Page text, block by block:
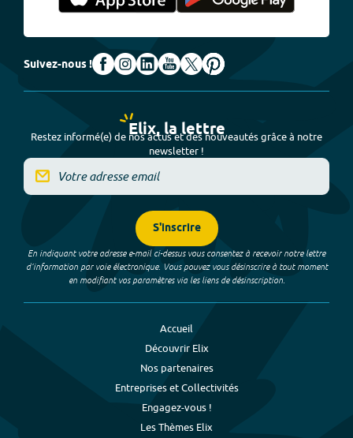
Suivez-nous !
Elix, la lettre
Restez informé(e) de nos actus et des nouveautés grâce à notre
newsletter !
S'inscrire
En indiquant votre adresse e-mail ci-dessus vous consentez à recevoir notre lettre
d’information par voie électronique. Vous pouvez vous désinscrire à tout moment
en modifiant vos paramètres via les liens de désinscription.
Accueil
Découvrir Elix
Nos partenaires
Entreprises et Collectivités
Engagez-vous !
Les Thèmes Elix